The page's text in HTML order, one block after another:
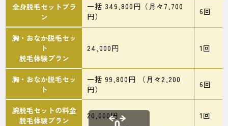
最安値を謳っているだけあってコスパが良
く学生でも通えています。
10代・RRさん
5.0
施術
5
接客
5
雰囲気
5
料金 予約
5
全身脱毛セットプラ
ン
一括 349,800円（月々7,700
円）
6回
胸・おなか脱毛セッ
ト
脱毛体験プラン
24,000円 1回
胸・おなか脱毛セッ
ト
一括 99,800円 （月々2,200
円）
6回
腕脱毛セットの料金
脱毛体験プラン
20,000円 1回